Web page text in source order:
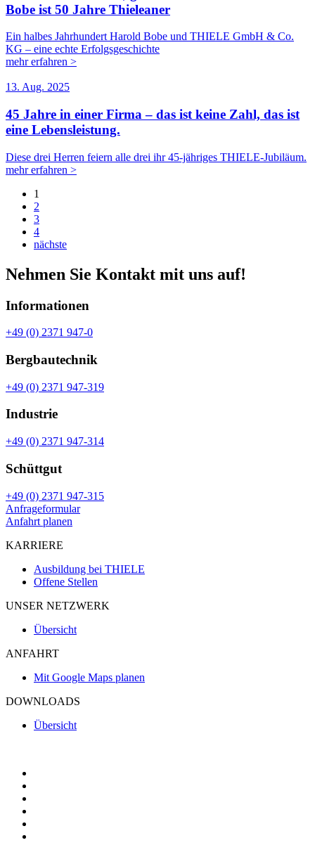
Bobe ist 50 Jahre Thieleaner
Ein halbes Jahrhundert Harold Bobe und THIELE GmbH & Co.
KG – eine echte Erfolgsgeschichte
mehr erfahren >
13. Aug. 2025
45 Jahre in einer Firma – das ist keine Zahl, das ist
eine Lebensleistung.
Diese drei Herren feiern alle drei ihr 45-jähriges THIELE-Jubiläum.
mehr erfahren >
1
2
3
4
nächste
Nehmen Sie Kontakt mit uns auf!
Informationen
+49 (0) 2371 947-0
Bergbautechnik
+49 (0) 2371 947-319
Industrie
+49 (0) 2371 947-314
Schüttgut
+49 (0) 2371 947-315
Anfrageformular
Anfahrt planen
KARRIERE
Ausbildung bei THIELE
Offene Stellen
UNSER NETZWERK
Übersicht
ANFAHRT
Mit Google Maps planen
DOWNLOADS
Übersicht